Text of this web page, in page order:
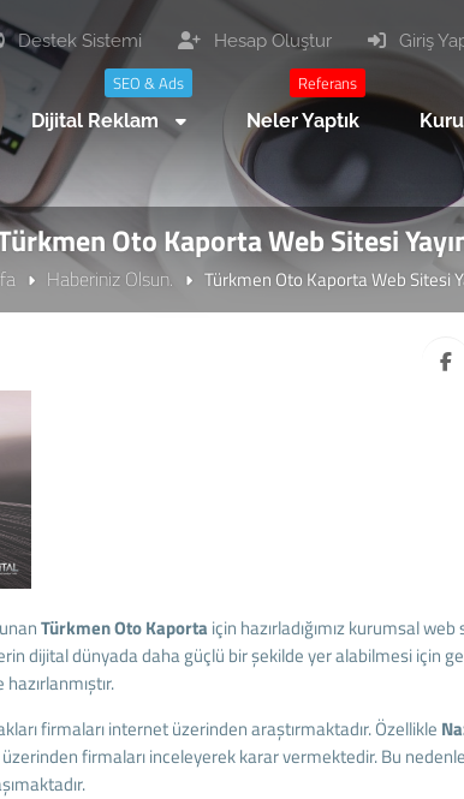
Giriş
Hesap Oluştur
Destek Sistemi
SEO & Ads
Dijital Reklam
Referans
Neler Yaptık
Oto Kaporta Web Sitesi
Haberiniz Olsun. Türkmen Oto Kaporta Web Sitesi
Türkmen Oto Kaporta için hazırladığımız kurumsal web
dijital dünyada daha güçlü bir şekilde yer alabilmesi için
firmaları internet üzerinden araştırmaktadır. Özellikle
firmaları inceleyerek karar vermektedir. Bu